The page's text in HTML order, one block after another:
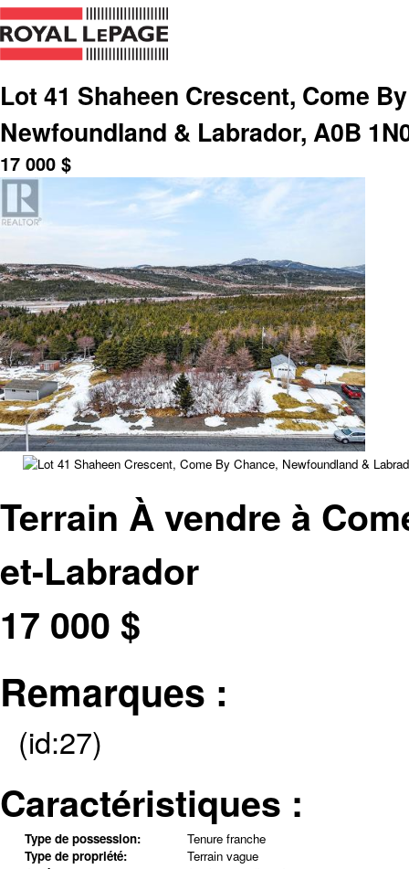
Lot 41 Shaheen Crescent, Come
Newfoundland & Labrador, A0B
17 000 $
Terrain À vendre à
et-Labrador
17 000 $
Remarques :
(id:27)
Caractéristiques :
Type de possession:
Tenure franche
Type de propriété:
Terrain vague